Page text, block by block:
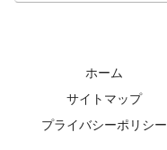
ホーム
サイトマップ
プライバシーポリシー